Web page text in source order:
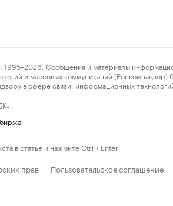
Сообщения и материалы
и массовых коммуникаций
в сфере связи, информационных
в статье и нажмите Ctrl + Enter
прав · Пользовательское соглашение ·